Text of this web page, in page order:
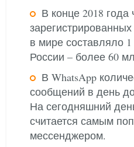
В конце 2018 года
в мире составляло
России – более 60
В WhatsApp
сообщений в день
На сегодняшний
считается самым
мессенджером.